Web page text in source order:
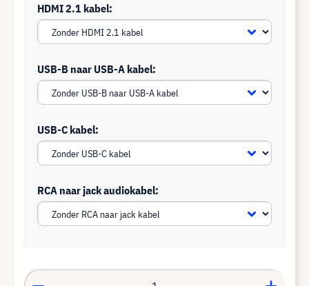
HDMI 2.1 kabel:
USB-B naar USB-A kabel:
USB-C kabel:
RCA naar jack audiokabel: